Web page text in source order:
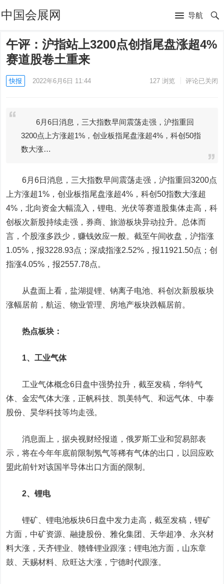
中国会展网 导航
午评：沪指站上3200点创指尾盘涨超4%
赛道股卷土重来
快报 2022年6月6日 11:44 127浏览 评论已关闭
6月6日消息，三大指数早间震荡走强，沪指重回
3200点上方涨超1%，创业板指尾盘涨超4%，科创50指
数大涨…
6月6日消息，三大指数早间震荡走强，沪指重回3200点
上方涨超1%，创业板指尾盘涨超4%，科创50指数大涨超
4%，北向资金大幅流入，锂电、光伏等赛道股集体走高，科
创板次新股持续走强，券商、旅游板块异动拉升。总体而
言，个股涨多跌少，赚钱效应一般。截至午间收盘，沪指涨
1.05%，报3228.93点；深成指涨2.52%，报11921.50点；创
指涨4.05%，报2557.78点。
从盘面上看，盐湖提锂、钠离子电池、科创次新股板块
涨幅居前，航运、物业管理、房地产板块跌幅居前。
热点板块：
1、工业气体
工业气体概念6日盘中强势拉升，截至发稿，华特气
体 、金宏气体大涨， 正帆科技 、凯美特气 、和远气体
中泰
股份
昊华科技等均走强。
消息面上，据央视财经报道，俄罗斯工业和贸易部表
示，将在今年年底前限制氖气等稀有气体的出口，以回应欧
盟此前针对该国半导体出口方面的限制。
2、锂电
锂矿、锂电池板块6日盘中发力走高，截至发稿，锂矿
方面， 中矿资源 、融捷股份 雅化集团 天华超净
永兴材
料大涨， 天齐锂业 、赣锋锂业跟涨；锂电池方面， 山东章
鼓
天赐材料 欣旺达大涨，宁德时代跟涨。